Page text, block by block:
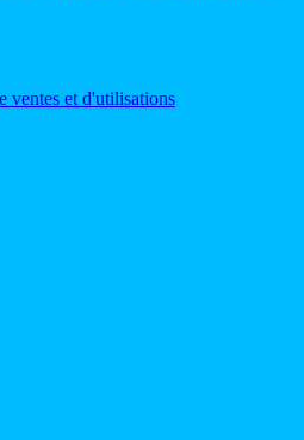
ventes et d'utilisations